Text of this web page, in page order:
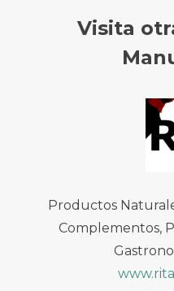
Visita
Productos
Complementos,